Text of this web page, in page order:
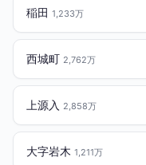
稲田 1,233万
西城町 2,762万
上源入 2,858万
大字岩木 1,211万